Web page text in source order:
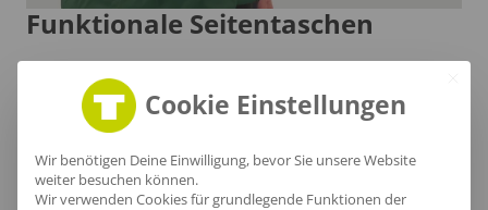
Funktionale Seitentaschen
nur sicheren Stauraum, sondern sind auch leicht
zugänglich, sodass du deine Essentials immer
griffbereit hast.
Cookie Einstellungen
Wir benötigen Deine Einwilligung, bevor Sie unsere Website
weiter besuchen können.
Wir verwenden Cookies für grundlegende Funktionen der